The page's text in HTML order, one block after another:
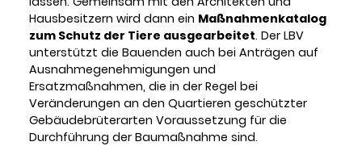
Hausbesitzern wird dann ein Maßnahmenkatalog
zum Schutz der Tiere ausgearbeitet. Der LBV
unterstützt die Bauenden auch bei Anträgen auf
Ausnahmegenehmigungen und
Ersatzmaßnahmen, die in der Regel bei
Veränderungen an den Quartieren geschützter
Gebäudebrüterarten Voraussetzung für die
Durchführung der Baumaßnahme sind.